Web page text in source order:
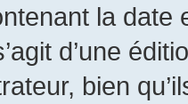
la date
d’une
bien